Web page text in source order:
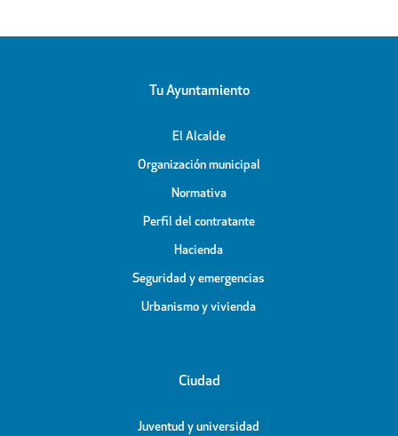
Tu Ayuntamiento
El Alcalde
Organización municipal
Normativa
Perfil del contratante
Hacienda
Seguridad y emergencias
Urbanismo y vivienda
Ciudad
Juventud y universidad